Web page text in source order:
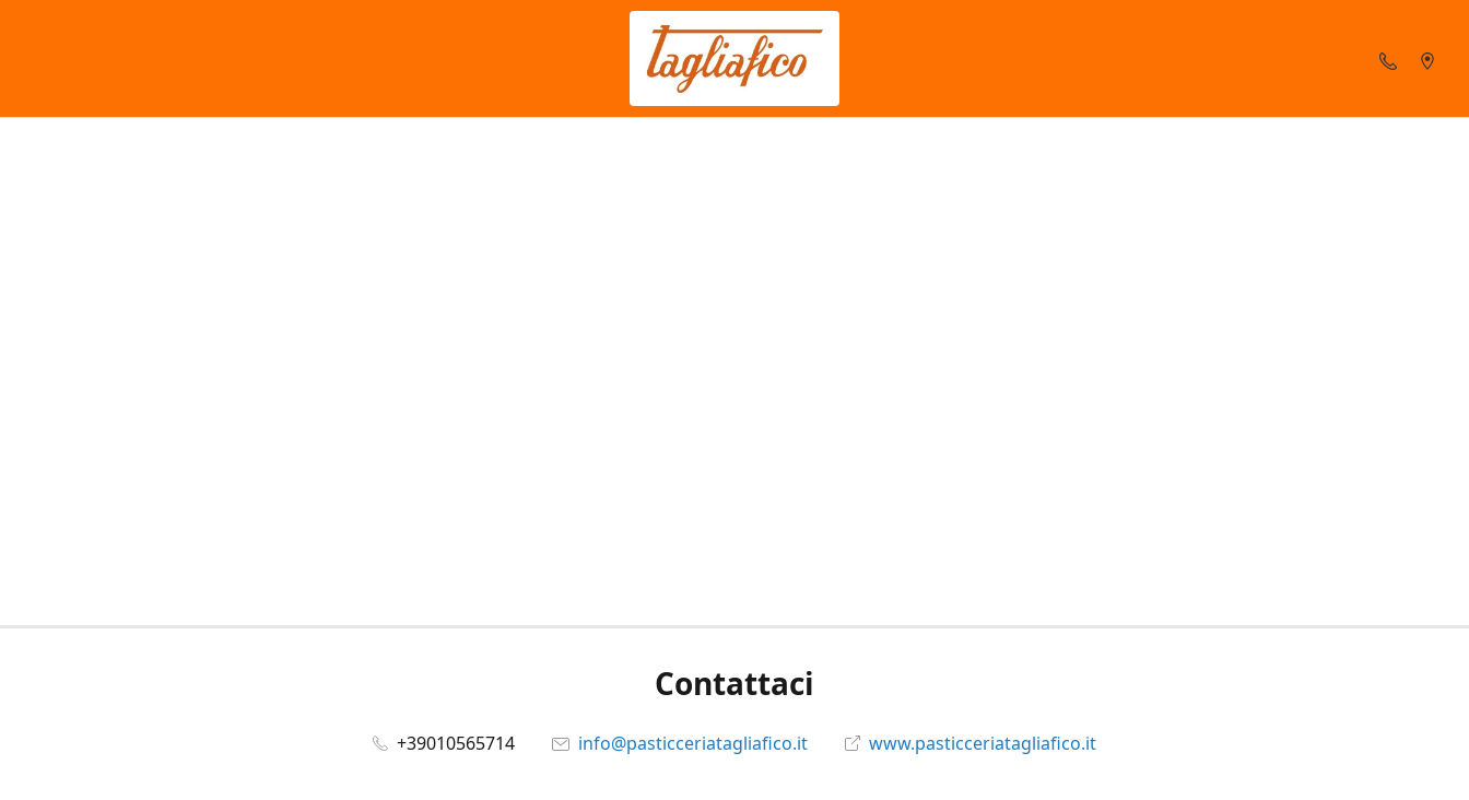
Contattaci
+39010565714 info@pasticceriatagliafico.it www.pasticceriatagliafico.it